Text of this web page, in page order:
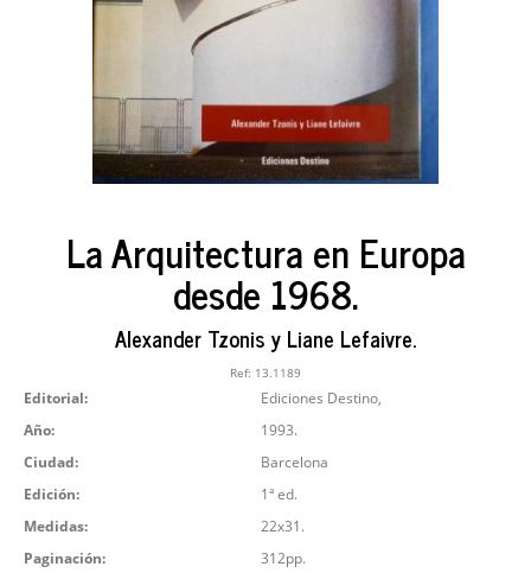
La Arquitectura en Europa
desde 1968.
Alexander Tzonis y Liane Lefaivre.
Ref: 13.1189
Editorial:
Ediciones Destino,
Año:
1993.
Ciudad:
Barcelona
Edición:
1ª ed.
Medidas:
22x31.
Paginación:
312pp.